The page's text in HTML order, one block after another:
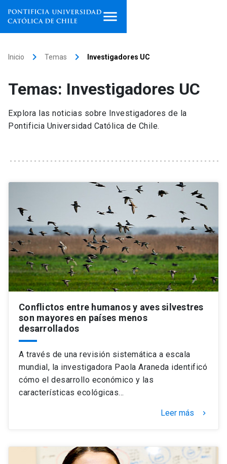
Facultades, escuelas e
institutos
Internacionalización launch
Extensión
Vinculación
Universidad
Información para keyboard_arrow_down
Futuros estudiantes
Estudiantes
Alumni launch
Go to english site launch
ACCESOS DIRECTOS
Admisión launch
Mi Cuenta UC launch
Correo UC launch
Donaciones launch
Inicio keyboard_arrow_right Temas keyboard_arrow_right Investigadores UC
Temas: Investigadores UC
Explora las noticias sobre Investigadores de la
Pontificia Universidad Católica de Chile.
Conflictos entre humanos y aves silvestres
son mayores en países menos
desarrollados
A través de una revisión sistemática a escala
mundial, la investigadora Paola Araneda identificó
cómo el desarrollo económico y las
características ecológicas…
Leer más keyboard_arrow_right